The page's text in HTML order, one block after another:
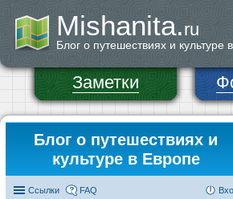
Mishanita.ru
Блог о путешествиях и культуре
Заметки
Блог о путешествиях и
культуре в Европе
Ссылки FAQ